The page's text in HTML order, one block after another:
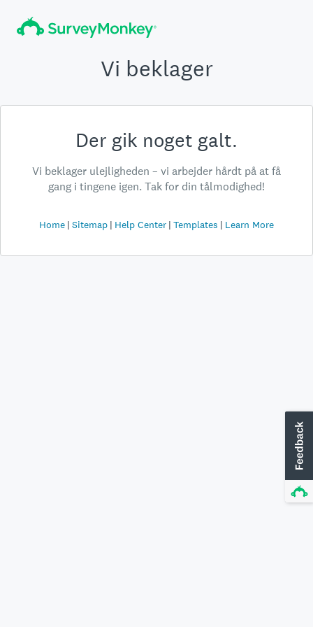
Vi beklager
Der gik noget galt.
Vi beklager ulejligheden – vi arbejder hårdt på at få
gang i tingene igen. Tak for din tålmodighed!
Home Sitemap Help Center Templates Learn More